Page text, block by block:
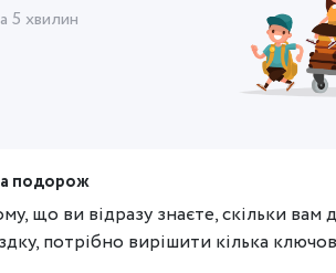
5 хвилин
подорож
що ви відразу знаєте, скільки вам
потрібно вирішити кілька